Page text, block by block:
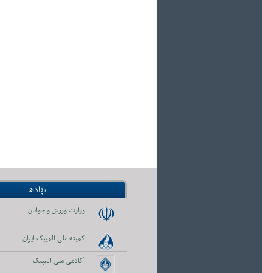
نهادها
وزارت ورزش و جوانان
کمیته ملی المپیک ایران
آکادمی ملی المپیک